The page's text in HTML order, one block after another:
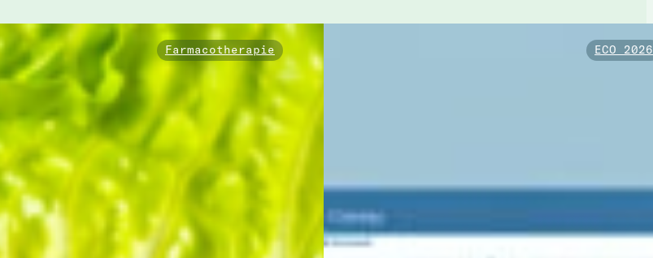
Farmacotherapie ECO 2026